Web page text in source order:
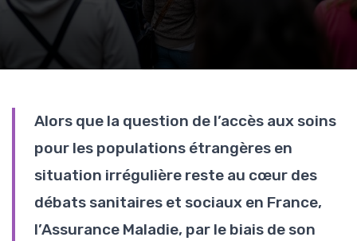
Alors que la question de l’accès aux soins
pour les populations étrangères en
situation irrégulière reste au cœur des
débats sanitaires et sociaux en France,
l’Assurance Maladie, par le biais de son